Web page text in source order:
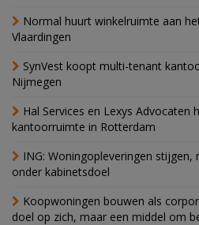
Normal huurt winkelruimte aan
Vlaardingen
SynVest koopt multi-tenant
Nijmegen
Hal Services en Lexys Advocaten
kantoorruimte in Rotterdam
ING: Woningopleveringen stijgen,
onder kabinetsdoel
Koopwoningen bouwen als
doel op zich, maar een middel om